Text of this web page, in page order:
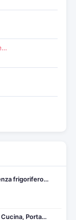
frigorifero…
Cucina, Porta…